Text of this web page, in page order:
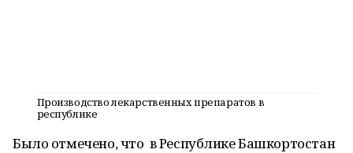
Производство лекарственных препаратов в
республике
Было отмечено, что в Республике Башкортостан